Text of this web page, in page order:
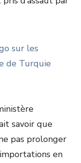
sur les
de Turquie
savoir que
pas prolonger
en